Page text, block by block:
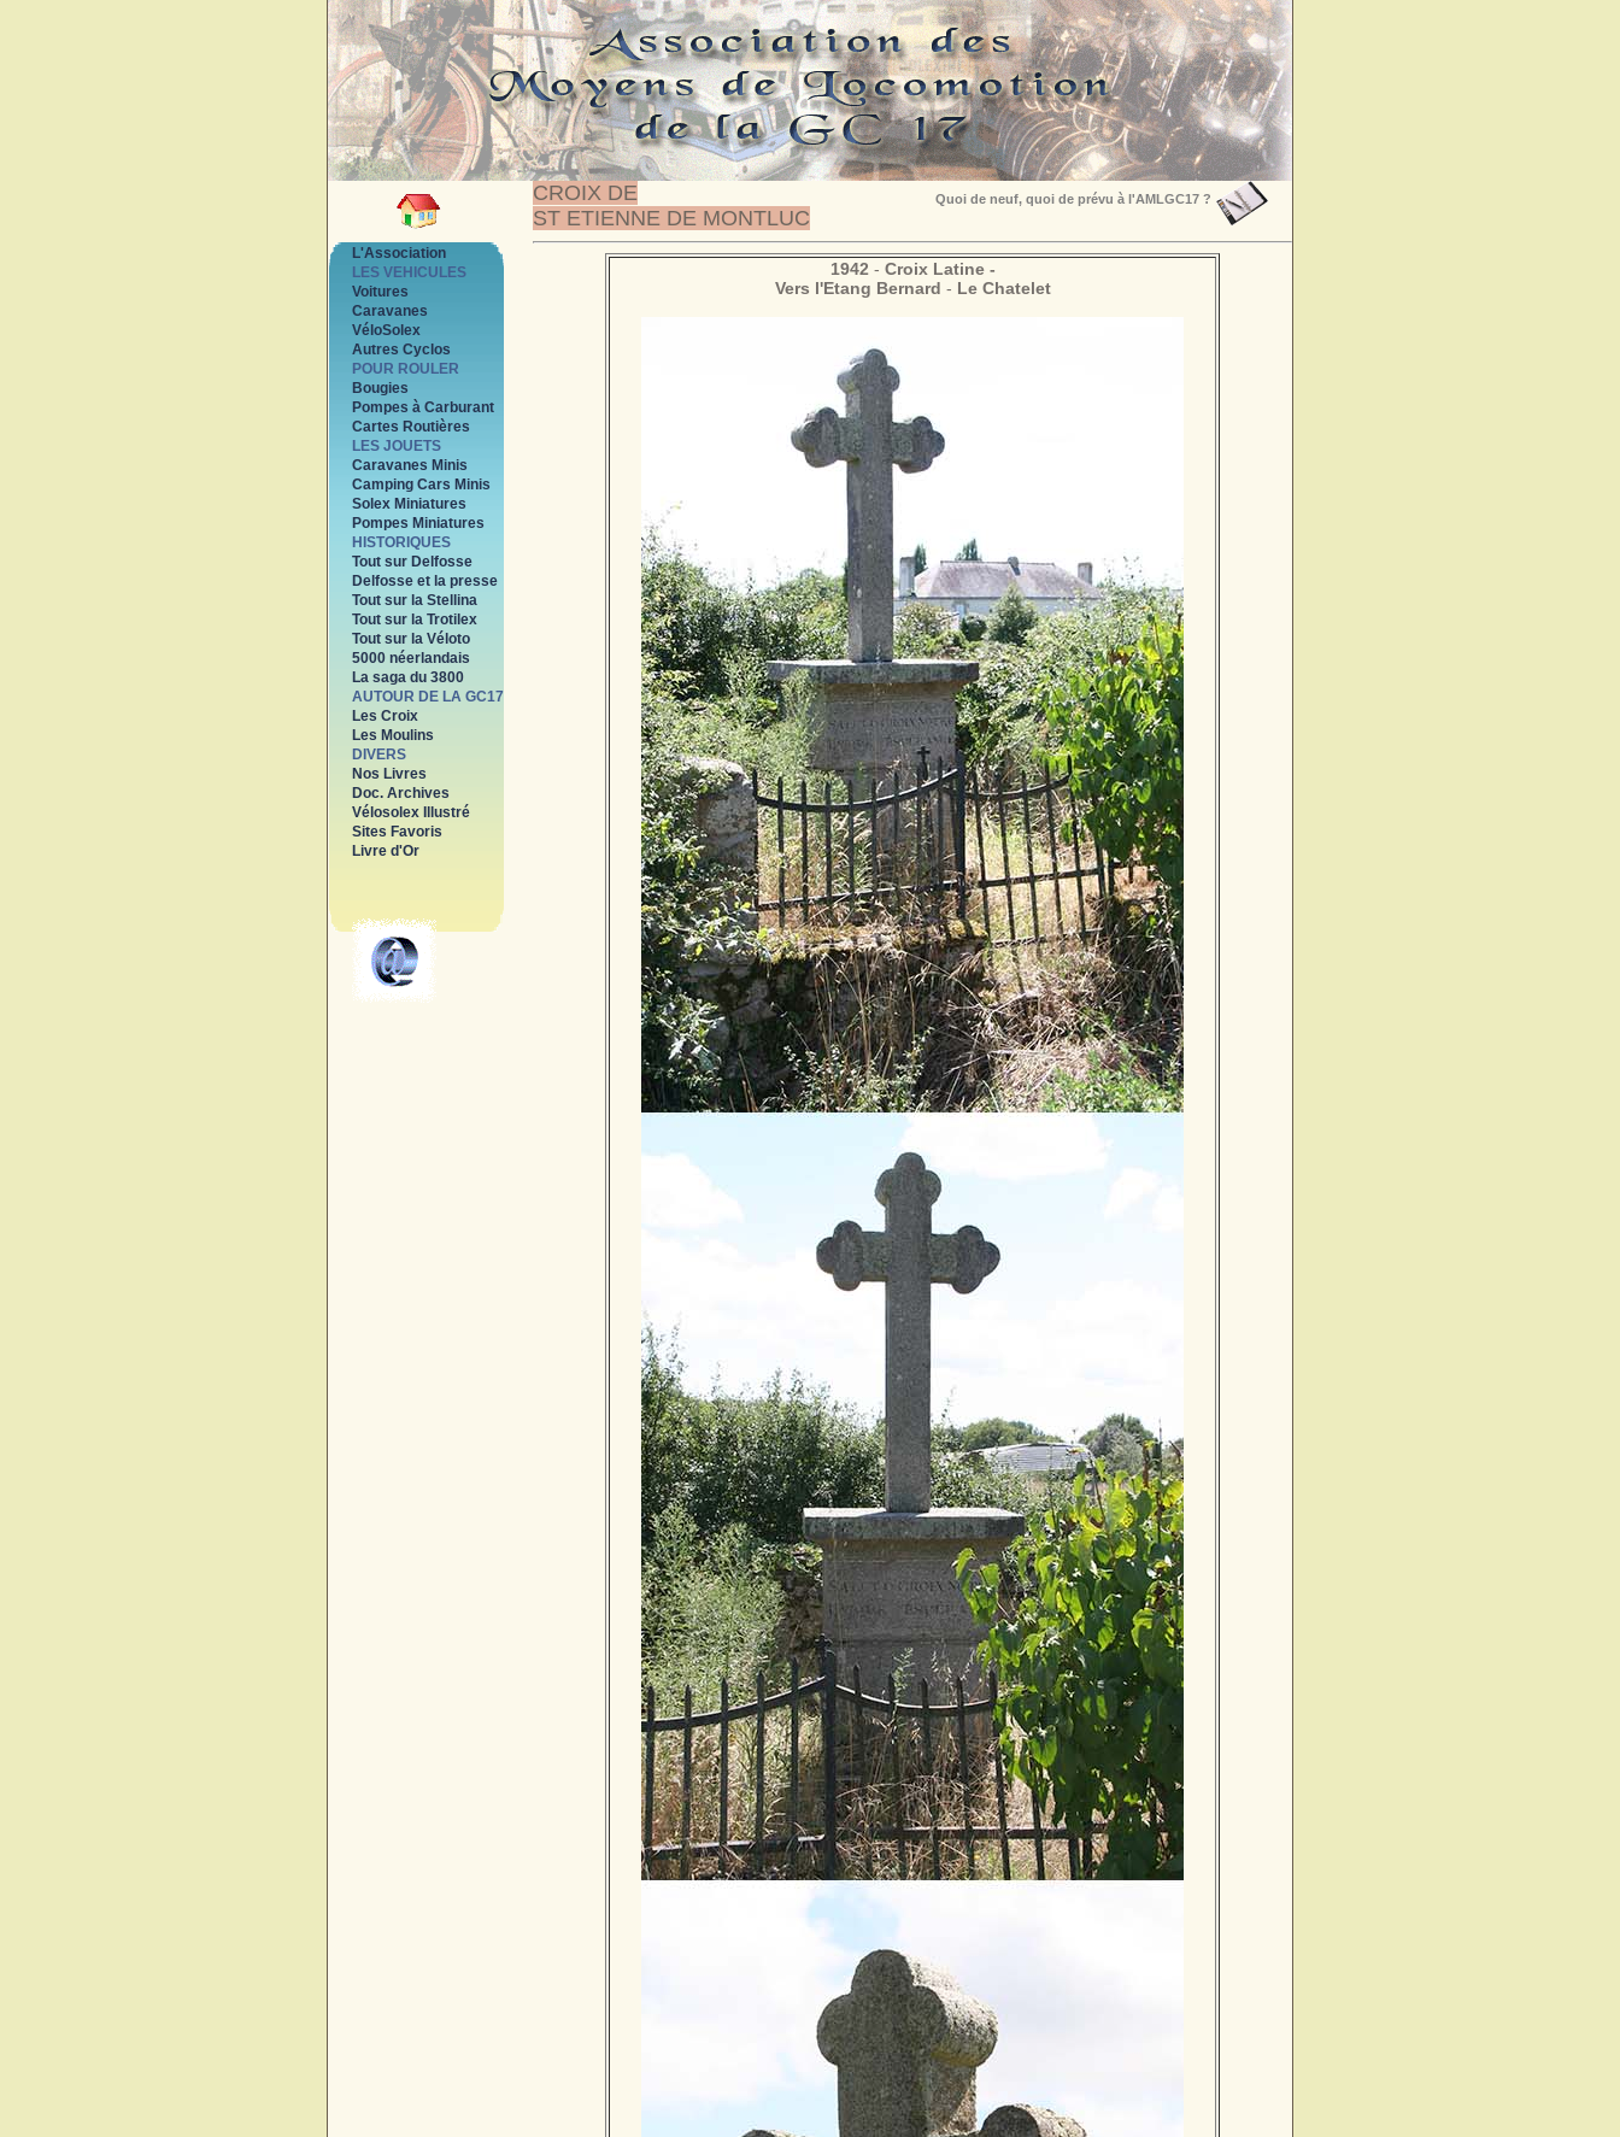
CROIX DE
ST ETIENNE DE MONTLUC
Quoi de neuf, quoi de prévu à l'AMLGC17 ?
L'Association
LES VEHICULES
Voitures
Caravanes
VéloSolex
Autres Cyclos
POUR ROULER
Bougies
Pompes à Carburant
Cartes Routières
LES JOUETS
Caravanes Minis
Camping Cars Minis
Solex Miniatures
Pompes Miniatures
HISTORIQUES
Tout sur Delfosse
Delfosse et la presse
Tout sur la Stellina
Tout sur la Trotilex
Tout sur la Véloto
5000 néerlandais
La saga du 3800
AUTOUR DE LA GC17
Les Croix
Les Moulins
DIVERS
Nos Livres
Doc. Archives
Vélosolex Illustré
Sites Favoris
Livre d'Or
1942 - Croix Latine -
Vers l'Etang Bernard - Le Chatelet